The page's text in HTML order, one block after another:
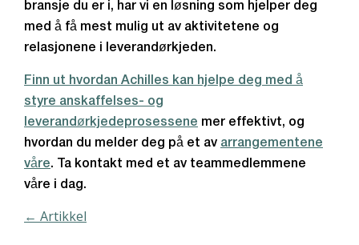
bransje du er i, har vi en løsning som hjelper deg
med å få mest mulig ut av aktivitetene og
relasjonene i leverandørkjeden.
Finn ut hvordan Achilles kan hjelpe deg med å
styre anskaffelses- og
leverandørkjedeprosessene mer effektivt, og
hvordan du melder deg på et av arrangementene
våre. Ta kontakt med et av teammedlemmene
våre i dag.
← Artikkel